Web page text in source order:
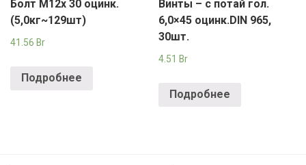
Болт М12х 30 оцинк.
(5,0кг~129шт)
41.56 Br
Подробнее
Винты – с потай гол.
6,0×45 оцинк.DIN 965,
30шт.
4.51 Br
Подробнее